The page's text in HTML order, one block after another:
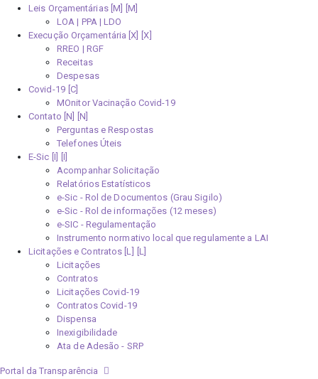
Leis Orçamentárias [M]
LOA | PPA | LDO
Execução Orçamentária [X]
RREO | RGF
Receitas
Despesas
Covid-19
MOnitor Vacinação Covid-19
Contato [N]
Perguntas e Respostas
Telefones Úteis
E-Sic [I]
Acompanhar Solicitação
Relatórios Estatísticos
e-Sic - Rol de Documentos (Grau Sigilo)
e-Sic - Rol de informações (12 meses)
e-SIC - Regulamentação
Instrumento normativo local que regulamente a LAI
Licitações e Contratos [L]
Licitações
Contratos
Licitações Covid-19
Contratos Covid-19
Dispensa
Inexigibilidade
Ata de Adesão - SRP
Portal da Transparência